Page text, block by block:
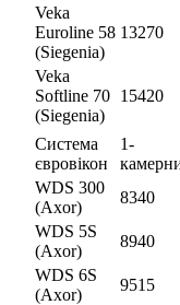
Veka
Euroline 58
(Siegenia)
13270
Veka
Softline 70
(Siegenia)
15420
Система
євровікон
1-
WDS 300
(Axor)
8340
WDS 5S
(Axor)
8940
WDS 6S
(Axor)
9515